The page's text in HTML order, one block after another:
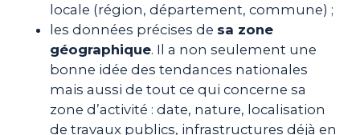
locale (région, département, commune) ;
les données précises de sa zone
géographique. Il a non seulement une
bonne idée des tendances nationales
mais aussi de tout ce qui concerne sa
zone d’activité : date, nature, localisation
de travaux publics, infrastructures déjà en